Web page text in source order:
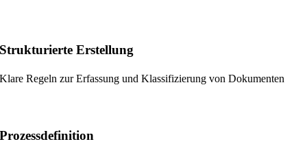
Strukturierte Erstellung
Klare Regeln zur Erfassung und Klassifizierung von Dokumenten
Prozessdefinition